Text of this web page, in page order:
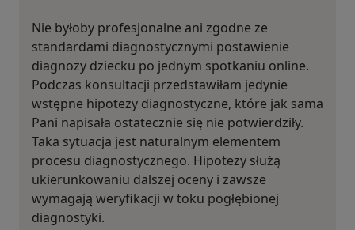
Nie byłoby profesjonalne ani zgodne ze
standardami diagnostycznymi postawienie
diagnozy dziecku po jednym spotkaniu online.
Podczas konsultacji przedstawiłam jedynie
wstępne hipotezy diagnostyczne, które jak sama
Pani napisała ostatecznie się nie potwierdziły.
Taka sytuacja jest naturalnym elementem
procesu diagnostycznego. Hipotezy służą
ukierunkowaniu dalszej oceny i zawsze
wymagają weryfikacji w toku pogłębionej
diagnostyki.